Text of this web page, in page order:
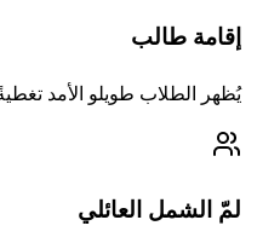
طالب
الطلاب طويلو الأمد تغطيةً للسنة
الشمل العائلي